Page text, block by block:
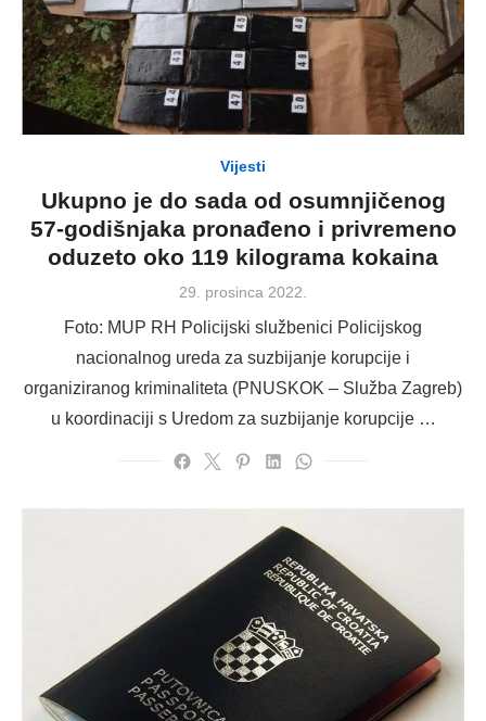
Vijesti
Ukupno je do sada od osumnjičenog
57-godišnjaka pronađeno i privremeno
oduzeto oko 119 kilograma kokaina
Posted
29. prosinca 2022.
Foto: MUP RH Policijski službenici Policijskog
nacionalnog ureda za suzbijanje korupcije i
organiziranog kriminaliteta (PNUSKOK – Služba Zagreb)
u koordinaciji s Uredom za suzbijanje korupcije …